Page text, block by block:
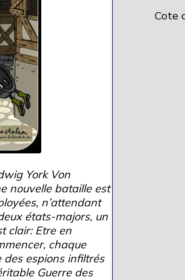
York Von
nouvelle bataille est
n’attendant
états-majors, un
clair: Etre en
chaque
espions infiltrés
Guerre des
Cote